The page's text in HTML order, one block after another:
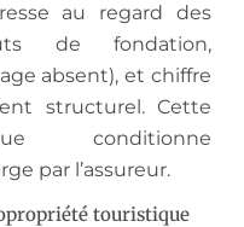
au regard des
de fondation,
absent), et chiffre
structurel. Cette
conditionne
par l’assureur.
touristique